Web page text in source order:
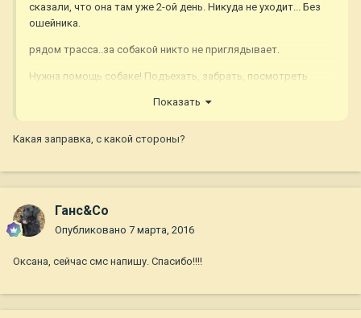
сказали, что она там уже 2-ой день. Никуда не уходит... Без
ошейника.
рядом трасса..за собакой никто не приглядывает.
Нужна помощь собаке! Подъехать, забрать, посмотреть
Показать
Какая заправка, с какой стороны?
Ганс&Co
Опубликовано 7 марта, 2016
Оксана, сейчас смс напишу. Спасибо!!!!